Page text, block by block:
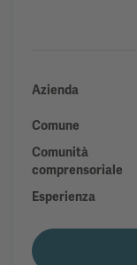
Azienda
Comune
Comunità
comprensoriale
Esperienza